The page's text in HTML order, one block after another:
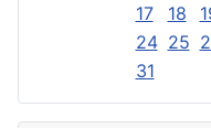
17
18
24 25
31